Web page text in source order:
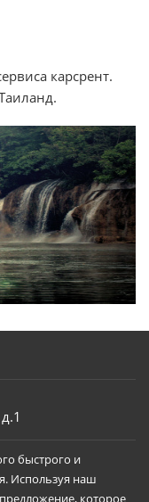
карсрент.
быстрого и
Используя наш
которое